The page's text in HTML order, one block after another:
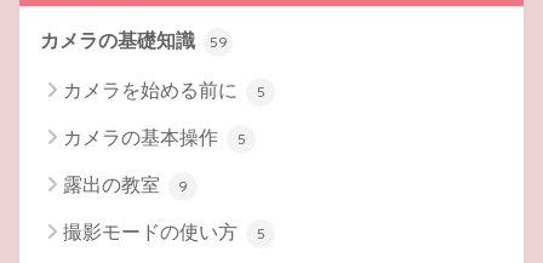
カメラの基礎知識 59
カメラを始める前に 5
カメラの基本操作 5
露出の教室 9
撮影モードの使い方 5